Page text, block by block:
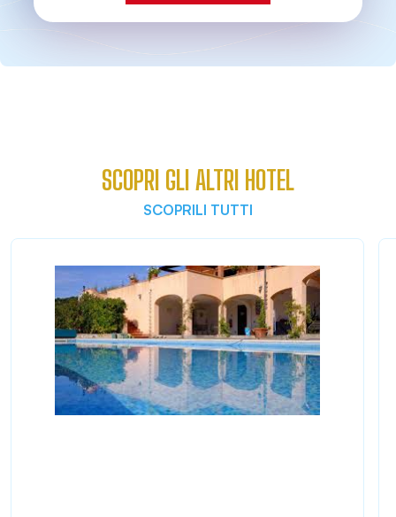
SCOPRI GLI ALTRI HOTEL
SCOPRILI TUTTI